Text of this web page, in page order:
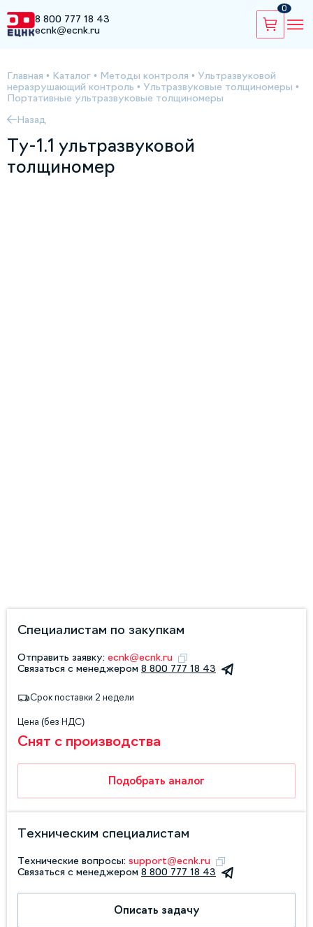
8 800 777 18 43
ecnk@ecnk.ru
0
Главная • Каталог • Методы контроля • Ультразвуковой
неразрушающий контроль • Ультразвуковые толщиномеры •
Портативные ультразвуковые толщиномеры
Назад
Ту-1.1 ультразвуковой
толщиномер
Специалистам по закупкам
Отправить заявку: ecnk@ecnk.ru
Связаться с менеджером 8 800 777 18 43
Срок поставки 2 недели
Цена (без НДС)
Снят с производства
Подобрать аналог
Техническим специалистам
Технические вопросы: support@ecnk.ru
Связаться с менеджером 8 800 777 18 43
Описать задачу